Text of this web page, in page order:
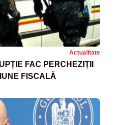
Actualitate
FAC PERCHEZIȚII
FISCALĂ